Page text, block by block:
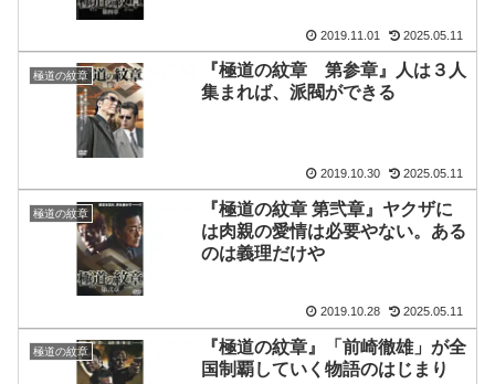
2019.11.01 2025.05.11
極道の紋章
『極道の紋章 第参章』人は３人
集まれば、派閥ができる
2019.10.30 2025.05.11
極道の紋章
『極道の紋章 第弐章』ヤクザに
は肉親の愛情は必要やない。ある
のは義理だけや
2019.10.28 2025.05.11
極道の紋章
『極道の紋章』「前崎徹雄」が全
国制覇していく物語のはじまり